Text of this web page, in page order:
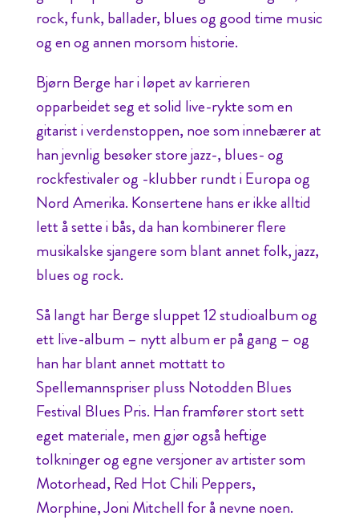
rock, funk, ballader, blues og good time music
og en og annen morsom historie.
Bjørn Berge har i løpet av karrieren
opparbeidet seg et solid live-rykte som en
gitarist i verdenstoppen, noe som innebærer at
han jevnlig besøker store jazz-, blues- og
rockfestivaler og -klubber rundt i Europa og
Nord Amerika. Konsertene hans er ikke alltid
lett å sette i bås, da han kombinerer flere
musikalske sjangere som blant annet folk, jazz,
blues og rock.
Så langt har Berge sluppet 12 studioalbum og
ett live-album – nytt album er på gang – og
han har blant annet mottatt to
Spellemannspriser pluss Notodden Blues
Festival Blues Pris. Han framfører stort sett
eget materiale, men gjør også heftige
tolkninger og egne versjoner av artister som
Motorhead, Red Hot Chili Peppers,
Morphine, Joni Mitchell for å nevne noen.